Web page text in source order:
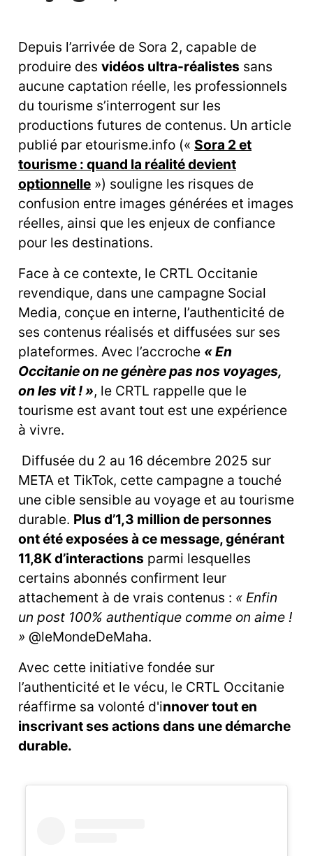
Depuis l’arrivée de Sora 2, capable de
produire des vidéos ultra-réalistes sans
aucune captation réelle, les professionnels
du tourisme s’interrogent sur les
productions futures de contenus. Un article
publié par etourisme.info (« Sora 2 et
tourisme : quand la réalité devient
optionnelle ») souligne les risques de
confusion entre images générées et images
réelles, ainsi que les enjeux de confiance
pour les destinations.
Face à ce contexte, le CRTL Occitanie
revendique, dans une campagne Social
Media, conçue en interne, l’authenticité de
ses contenus réalisés et diffusées sur ses
plateformes. Avec l’accroche « En
Occitanie on ne génère pas nos voyages,
on les vit ! », le CRTL rappelle que le
tourisme est avant tout est une expérience
à vivre.
Diffusée du 2 au 16 décembre 2025 sur
META et TikTok, cette campagne a touché
une cible sensible au voyage et au tourisme
durable. Plus d’1,3 million de personnes
ont été exposées à ce message, générant
11,8K d’interactions parmi lesquelles
certains abonnés confirment leur
attachement à de vrais contenus : « Enfin
un post 100% authentique comme on aime !
» @leMondeDeMaha.
Avec cette initiative fondée sur
l’authenticité et le vécu, le CRTL Occitanie
réaffirme sa volonté d'innover tout en
inscrivant ses actions dans une démarche
durable.